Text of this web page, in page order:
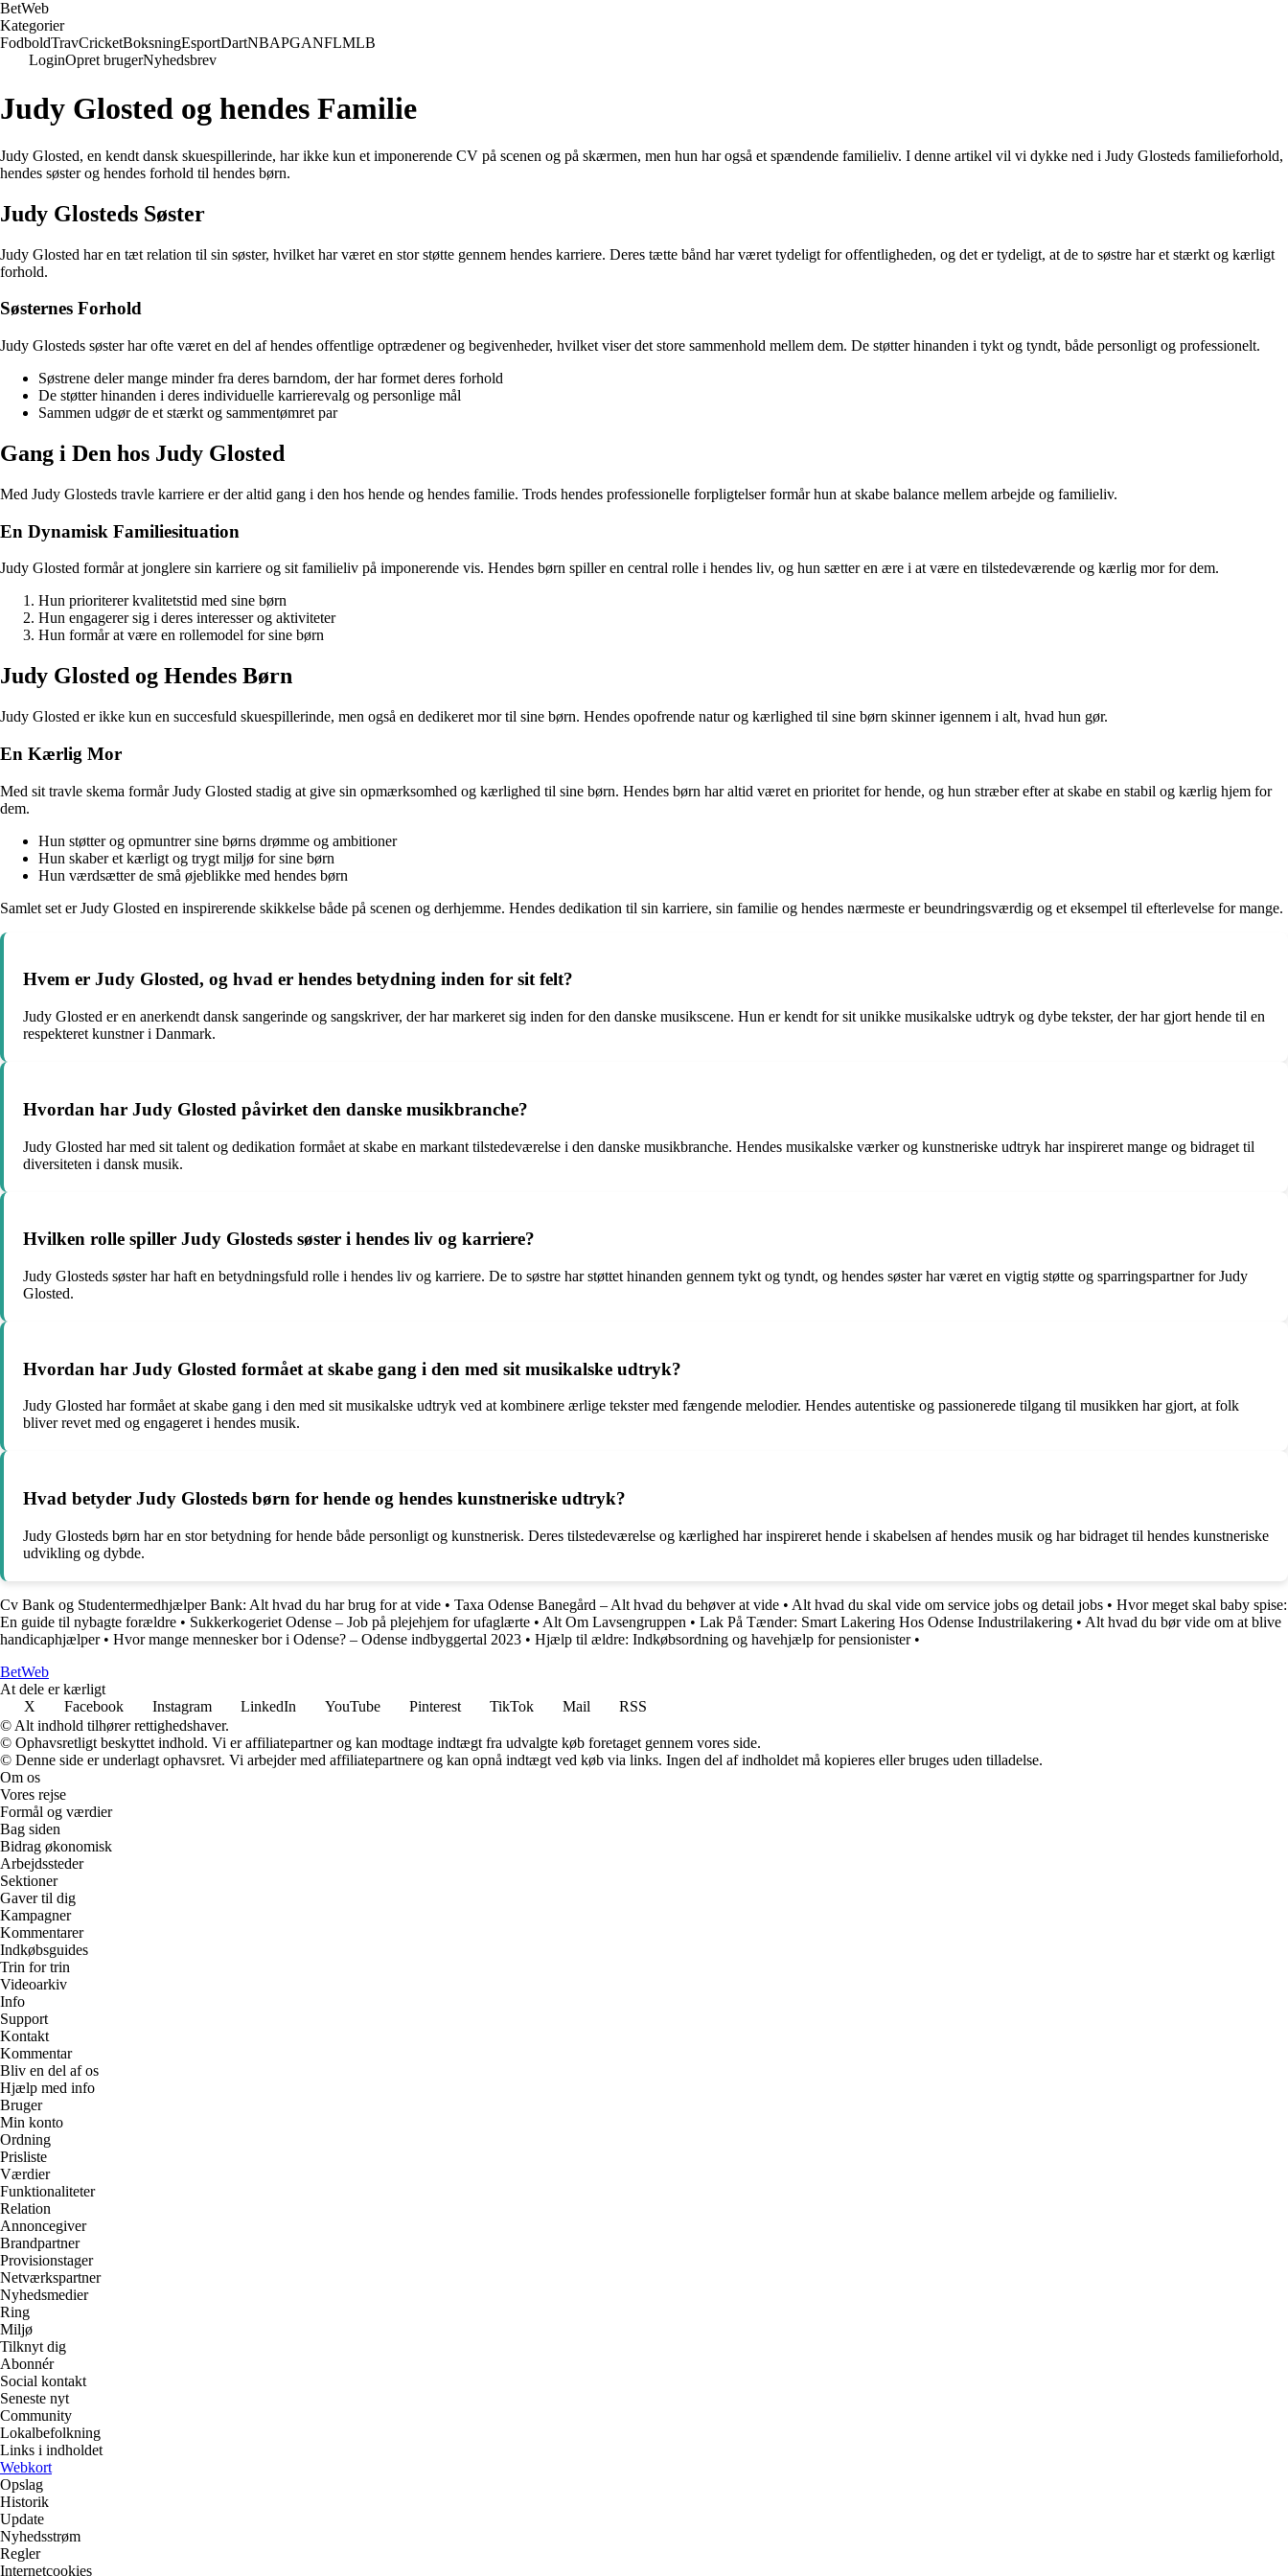
BetWeb
Kategorier
FodboldTravCricketBoksningEsportDartNBAPGANFLMLB
LoginOpret brugerNyhedsbrev
Judy Glosted og hendes Familie
Judy Glosted, en kendt dansk skuespillerinde, har ikke kun et imponerende CV på scenen og på skærmen, men hun har også et spændende familieliv. I denne artikel vil vi dykke ned i Judy Glosteds familieforhold,
hendes søster og hendes forhold til hendes børn.
Judy Glosteds Søster
Judy Glosted har en tæt relation til sin søster, hvilket har været en stor støtte gennem hendes karriere. Deres tætte bånd har været tydeligt for offentligheden, og det er tydeligt, at de to søstre har et stærkt og kærligt
forhold.
Søsternes Forhold
Judy Glosteds søster har ofte været en del af hendes offentlige optrædener og begivenheder, hvilket viser det store sammenhold mellem dem. De støtter hinanden i tykt og tyndt, både personligt og professionelt.
Søstrene deler mange minder fra deres barndom, der har formet deres forhold
De støtter hinanden i deres individuelle karrierevalg og personlige mål
Sammen udgør de et stærkt og sammentømret par
Gang i Den hos Judy Glosted
Med Judy Glosteds travle karriere er der altid gang i den hos hende og hendes familie. Trods hendes professionelle forpligtelser formår hun at skabe balance mellem arbejde og familieliv.
En Dynamisk Familiesituation
Judy Glosted formår at jonglere sin karriere og sit familieliv på imponerende vis. Hendes børn spiller en central rolle i hendes liv, og hun sætter en ære i at være en tilstedeværende og kærlig mor for dem.
Hun prioriterer kvalitetstid med sine børn
Hun engagerer sig i deres interesser og aktiviteter
Hun formår at være en rollemodel for sine børn
Judy Glosted og Hendes Børn
Judy Glosted er ikke kun en succesfuld skuespillerinde, men også en dedikeret mor til sine børn. Hendes opofrende natur og kærlighed til sine børn skinner igennem i alt, hvad hun gør.
En Kærlig Mor
Med sit travle skema formår Judy Glosted stadig at give sin opmærksomhed og kærlighed til sine børn. Hendes børn har altid været en prioritet for hende, og hun stræber efter at skabe en stabil og kærlig hjem for
dem.
Hun støtter og opmuntrer sine børns drømme og ambitioner
Hun skaber et kærligt og trygt miljø for sine børn
Hun værdsætter de små øjeblikke med hendes børn
Samlet set er Judy Glosted en inspirerende skikkelse både på scenen og derhjemme. Hendes dedikation til sin karriere, sin familie og hendes nærmeste er beundringsværdig og et eksempel til efterlevelse for mange.
Hvem er Judy Glosted, og hvad er hendes betydning inden for sit felt?
Judy Glosted er en anerkendt dansk sangerinde og sangskriver, der har markeret sig inden for den danske musikscene. Hun er kendt for sit unikke musikalske udtryk og dybe tekster, der har gjort hende til en
respekteret kunstner i Danmark.
Hvordan har Judy Glosted påvirket den danske musikbranche?
Judy Glosted har med sit talent og dedikation formået at skabe en markant tilstedeværelse i den danske musikbranche. Hendes musikalske værker og kunstneriske udtryk har inspireret mange og bidraget til
diversiteten i dansk musik.
Hvilken rolle spiller Judy Glosteds søster i hendes liv og karriere?
Judy Glosteds søster har haft en betydningsfuld rolle i hendes liv og karriere. De to søstre har støttet hinanden gennem tykt og tyndt, og hendes søster har været en vigtig støtte og sparringspartner for Judy
Glosted.
Hvordan har Judy Glosted formået at skabe gang i den med sit musikalske udtryk?
Judy Glosted har formået at skabe gang i den med sit musikalske udtryk ved at kombinere ærlige tekster med fængende melodier. Hendes autentiske og passionerede tilgang til musikken har gjort, at folk
bliver revet med og engageret i hendes musik.
Hvad betyder Judy Glosteds børn for hende og hendes kunstneriske udtryk?
Judy Glosteds børn har en stor betydning for hende både personligt og kunstnerisk. Deres tilstedeværelse og kærlighed har inspireret hende i skabelsen af hendes musik og har bidraget til hendes kunstneriske
udvikling og dybde.
Cv Bank og Studentermedhjælper Bank: Alt hvad du har brug for at vide • Taxa Odense Banegård – Alt hvad du behøver at vide • Alt hvad du skal vide om service jobs og detail jobs • Hvor meget skal baby spise:
En guide til nybagte forældre • Sukkerkogeriet Odense – Job på plejehjem for ufaglærte • Alt Om Lavsengruppen • Lak På Tænder: Smart Lakering Hos Odense Industrilakering • Alt hvad du bør vide om at blive
handicaphjælper• Hvor mange mennesker bor i Odense? – Odense indbyggertal 2023 • Hjælp til ældre: Indkøbsordning og havehjælp for pensionister•
BetWeb
At dele er kærligt
X
Facebook Instagram LinkedIn YouTube Pinterest TikTok Mail
RSS
© Alt indhold tilhører rettighedshaver.
© Ophavsretligt beskyttet indhold. Vi er affiliatepartner og kan modtage indtægt fra udvalgte køb foretaget gennem vores side.
© Denne side er underlagt ophavsret. Vi arbejder med affiliatepartnere og kan opnå indtægt ved køb via links. Ingen del af indholdet må kopieres eller bruges uden tilladelse.
Om os
Vores rejse
Formål og værdier
Bag siden
Bidrag økonomisk
Arbejdssteder
Sektioner
Gaver til dig
Kampagner
Kommentarer
Indkøbsguides
Trin for trin
Videoarkiv
Info
Support
Kontakt
Kommentar
Bliv en del af os
Hjælp med info
Bruger
Min konto
Ordning
Prisliste
Værdier
Funktionaliteter
Relation
Annoncegiver
Brandpartner
Provisionstager
Netværkspartner
Nyhedsmedier
Ring
Miljø
Tilknyt dig
Abonnér
Social kontakt
Seneste nyt
Community
Lokalbefolkning
Links i indholdet
Webkort
Opslag
Historik
Update
Nyhedsstrøm
Regler
Internetcookies